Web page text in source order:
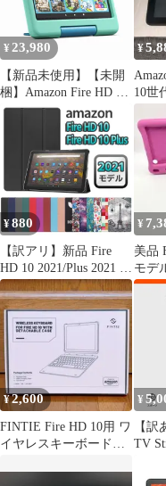
¥ 23,980
【新品未使用】【未開
梱】Amazon Fire HD 10
キッズモデル グリーン
［10.1型 /Wi-Fiモデル /
ストレージ：32GB］
B0BL66DWC3
¥
10世
¥880
【訳アリ】新品 Fire
HD 10 2021/Plus 2021 ス
タンド機能付 カバー
2399
¥
美品
モデ
代
¥2,600
FINTIE Fire HD 10用 ワ
イヤレスキーボード付
¥
【
TV
イ